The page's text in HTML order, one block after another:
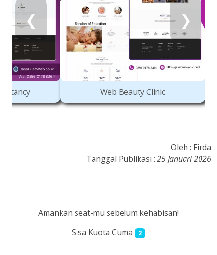
❮ ❯
Web Legal Consultancy
Oleh : Firda
Tanggal Publikasi : 25 Januari 2026
Amankan seat-mu sebelum kehabisan!
Sisa Kuota Cuma
2